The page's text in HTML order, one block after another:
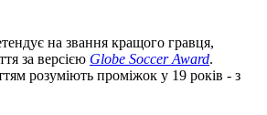
на звання кращого гравця,
за версією Globe Soccer Award.
розуміють проміжок у 19 років - з